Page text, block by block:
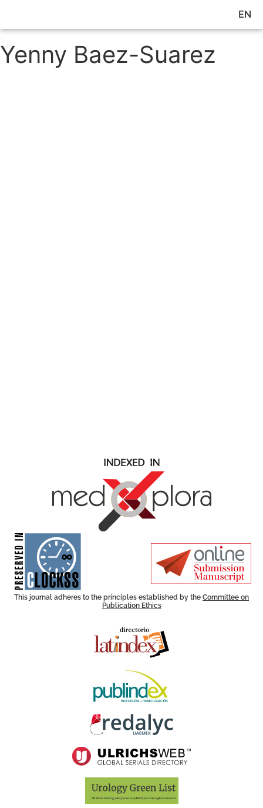
EN
Yenny Baez-Suarez
CLOCKSS is a dak archive that
ensures the long-term survival
of web-based scholary
publications, governed by and
for its stakeholders.
This journal adheres to the principles established by the Committee on
Publication Ethics